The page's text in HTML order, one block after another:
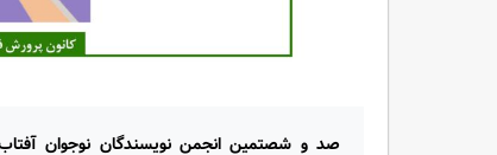
صد و شصتمین انجمن نویسندگان نوجوان